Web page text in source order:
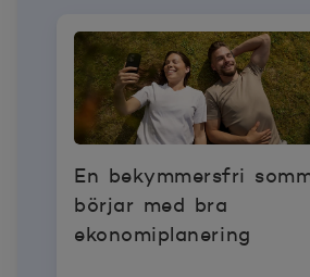
En bekymmersfri
börjar med bra
ekonomiplanering